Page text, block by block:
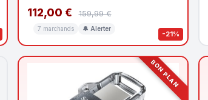
-21%
112,00 € 159,99 €
7 marchands 🔔 Alerter
BON PLAN